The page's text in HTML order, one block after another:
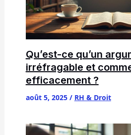
Qu’est-ce qu’un
irréfragable et
efficacement ?
août 5, 2025 / RH & Droit